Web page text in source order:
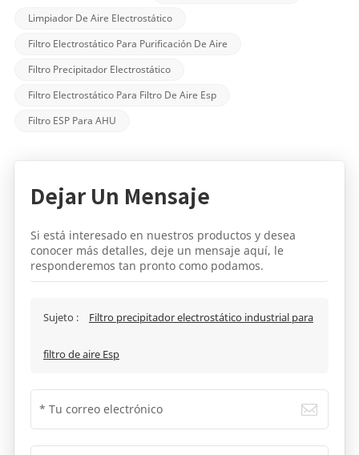
Limpiador De Aire Electrostático
Filtro Electrostático Para Purificación De Aire
Filtro Precipitador Electrostático
Filtro Electrostático Para Filtro De Aire Esp
Filtro ESP Para AHU
Dejar Un Mensaje
Si está interesado en nuestros productos y desea
conocer más detalles, deje un mensaje aquí, le
responderemos tan pronto como podamos.
Sujeto : Filtro precipitador electrostático industrial para
filtro de aire Esp